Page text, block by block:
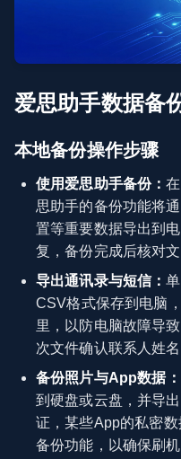
爱思助手数据备
本地备份操作步骤
使用爱思助手备份：
思助手的备份功能将
置等重要数据导出到
复，备份完成后核对
导出通讯录与短信：
CSV格式保存到电脑
里，以防电脑故障导
次文件确认联系人姓
备份照片与App数据：
到硬盘或云盘，并导
证，某些App的私密
备份功能，以确保刷